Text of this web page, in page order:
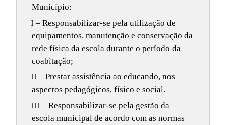
Município:
I – Responsabilizar-se pela utilização de
equipamentos, manutenção e conservação da
rede física da escola durante o período da
coabitação;
II – Prestar assistência ao educando, nos
aspectos pedagógicos, físico e social.
III – Responsabilizar-se pela gestão da
escola municipal de acordo com as normas